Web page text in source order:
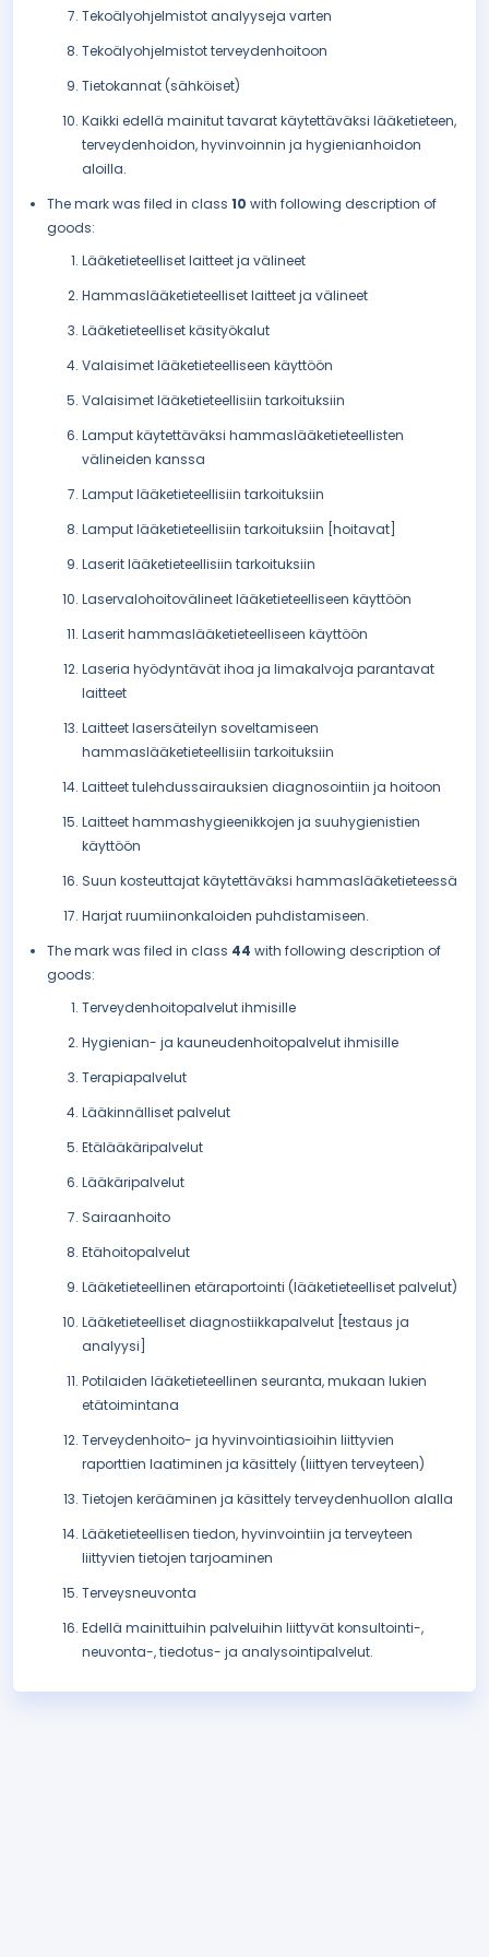
Tekoälyohjelmistot analyyseja varten
Tekoälyohjelmistot terveydenhoitoon
Tietokannat (sähköiset)
Kaikki edellä mainitut tavarat käytettäväksi lääketieteen,
terveydenhoidon, hyvinvoinnin ja hygienianhoidon
aloilla.
The mark was filed in class 10 with following description of
goods:
Lääketieteelliset laitteet ja välineet
Hammaslääketieteelliset laitteet ja välineet
Lääketieteelliset käsityökalut
Valaisimet lääketieteelliseen käyttöön
Valaisimet lääketieteellisiin tarkoituksiin
Lamput käytettäväksi hammaslääketieteellisten
välineiden kanssa
Lamput lääketieteellisiin tarkoituksiin
Lamput lääketieteellisiin tarkoituksiin [hoitavat]
Laserit lääketieteellisiin tarkoituksiin
Laservalohoitovälineet lääketieteelliseen käyttöön
Laserit hammaslääketieteelliseen käyttöön
Laseria hyödyntävät ihoa ja limakalvoja parantavat
laitteet
Laitteet lasersäteilyn soveltamiseen
hammaslääketieteellisiin tarkoituksiin
Laitteet tulehdussairauksien diagnosointiin ja hoitoon
Laitteet hammashygieenikkojen ja suuhygienistien
käyttöön
Suun kosteuttajat käytettäväksi hammaslääketieteessä
Harjat ruumiinonkaloiden puhdistamiseen.
The mark was filed in class 44 with following description of
goods:
Terveydenhoitopalvelut ihmisille
Hygienian- ja kauneudenhoitopalvelut ihmisille
Terapiapalvelut
Lääkinnälliset palvelut
Etälääkäripalvelut
Lääkäripalvelut
Sairaanhoito
Etähoitopalvelut
Lääketieteellinen etäraportointi (lääketieteelliset palvelut)
Lääketieteelliset diagnostiikkapalvelut [testaus ja
analyysi]
Potilaiden lääketieteellinen seuranta, mukaan lukien
etätoimintana
Terveydenhoito- ja hyvinvointiasioihin liittyvien
raporttien laatiminen ja käsittely (liittyen terveyteen)
Tietojen kerääminen ja käsittely terveydenhuollon alalla
Lääketieteellisen tiedon, hyvinvointiin ja terveyteen
liittyvien tietojen tarjoaminen
Terveysneuvonta
Edellä mainittuihin palveluihin liittyvät konsultointi-,
neuvonta-, tiedotus- ja analysointipalvelut.